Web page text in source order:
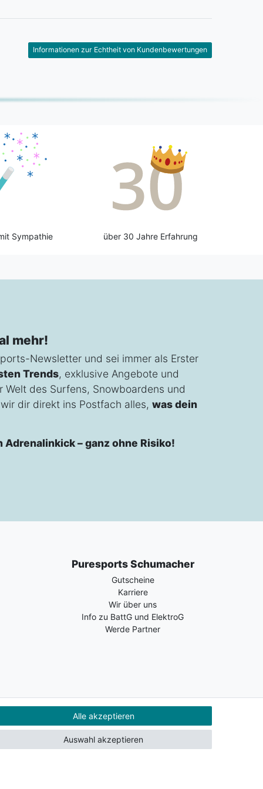
Informationen zur Echtheit von Kundenbewertungen
Sympathie über 30 Jahre Erfahrung
mehr!
Newsletter und sei immer als Erster
Trends, exklusive Angebote und
Welt des Surfens, Snowboardens und
dir direkt ins Postfach alles, was dein
Adrenalinkick – ganz ohne Risiko!
Puresports Schumacher
Gutscheine
Karriere
Wir über uns
Info zu BattG und ElektroG
Werde Partner
Vertrag widerrufen Kontakt
Alle akzeptieren
Auswahl akzeptieren